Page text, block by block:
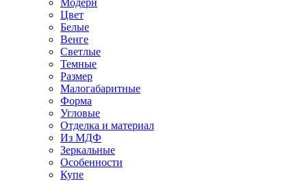
Модерн
Цвет
Белые
Венге
Светлые
Темные
Размер
Малогабаритные
Форма
Угловые
Отделка и материал
Из МДФ
Зеркальные
Особенности
Купе